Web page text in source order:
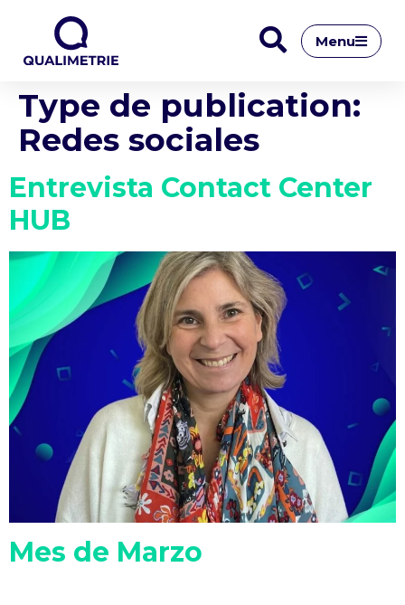
Menu
Type de publication:
Redes sociales
Entrevista Contact Center
HUB
Mes de Marzo